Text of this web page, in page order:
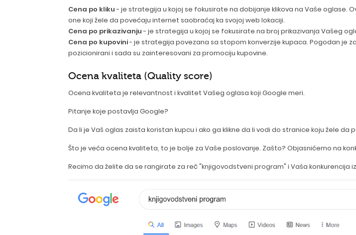
Cena po kliku- je strategija u kojoj se fokusirate na dobijanje klikova na Vaše oglase.
one koji žele da povećaju internet saobraćaj ka svojoj web lokaciji.
Cena po prikazivanju- je strategija u kojoj se fokusirate na broj prikazivanja Vašeg
Cena po kupovini- je strategija povezana sa stopom konverzije kupaca. Pogodan je
pozicionirani i sada su zainteresovani za promociju kupovine.
Ocena kvaliteta (Quality score)
Ocena kvaliteta je relevantnost i kvalitet Vašeg oglasa koji Google meri.
Pitanje koje postavlja Google?
Da li je Vaš oglas zaista koristan kupcu i ako ga klikne da li vodi do stranice koju žele da
Što je veća ocena kvaliteta, to je bolje za Vaše poslovanje. Zašto? Objasnićemo na
Recimo da želite da se rangirate za reč "knjigovodstveni program" i Vaša konkurencija